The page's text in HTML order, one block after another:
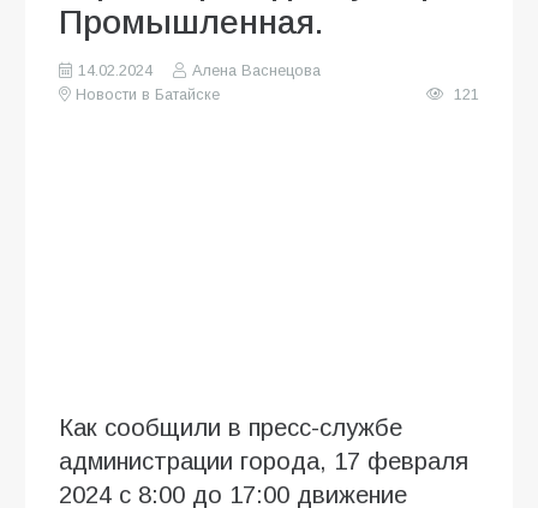
Промышленная.
14.02.2024
Алена Васнецова
Новости в Батайске
121
Как сообщили в пресс-службе
администрации города, 17 февраля
2024 с 8:00 до 17:00 движение